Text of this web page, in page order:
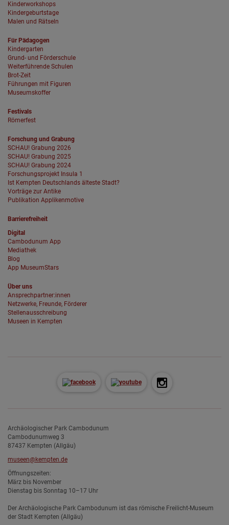
Kinderworkshops
Kindergeburtstage
Malen und Rätseln
Für Pädagogen
Kindergarten
Grund- und Förderschule
Weiterführende Schulen
Brot-Zeit
Führungen mit Figuren
Museumskoffer
Festivals
Römerfest
Forschung und Grabung
SCHAU! Grabung 2026
SCHAU! Grabung 2025
SCHAU! Grabung 2024
Forschungsprojekt Insula 1
Ist Kempten Deutschlands älteste Stadt?
Vorträge zur Antike
Publikation Applikenmotive
Barrierefreiheit
Digital
Cambodunum App
Mediathek
Blog
App MuseumStars
Über uns
Ansprechpartner:innen
Netzwerke, Freunde, Förderer
Stellenausschreibung
Museen in Kempten
Archäologischer Park Cambodunum
Cambodunumweg 3
87437 Kempten (Allgäu)
museen@kempten.de
Öffnungszeiten:
März bis November
Dienstag bis Sonntag 10–17 Uhr
Der Archäologische Park Cambodunum ist das römische Freilicht-Museum
der Stadt Kempten (Allgäu)